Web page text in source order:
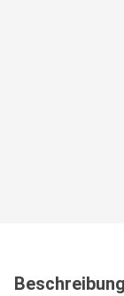
Beschreibung